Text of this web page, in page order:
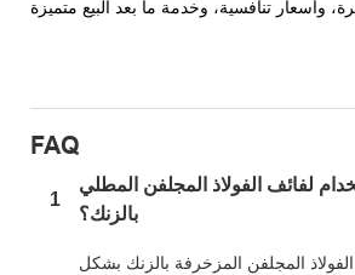
FAQ
1
لفائف الفولاذ المجلفن المطلي
بالزنك؟
المجلفن المزخرفة بالزنك بشكل